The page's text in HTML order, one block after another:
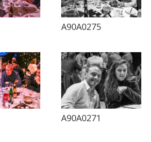
A90A0275
A90A0271